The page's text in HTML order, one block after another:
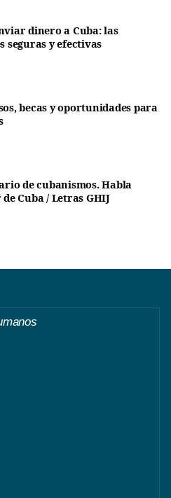
dinero a Cuba: las
seguras y efectivas
becas y oportunidades para
de cubanismos. Habla
Cuba / Letras GHIJ